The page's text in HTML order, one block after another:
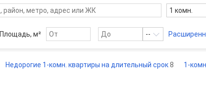
1 комн.
Площадь, м² --
Недорогие 1-комн. квартиры на длительный срок8 1-